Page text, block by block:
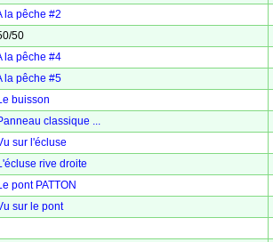
la pêche #2
50
la pêche #4
la pêche #5
buisson
classique ...
sur l'écluse
rive droite
pont PATTON
sur le pont